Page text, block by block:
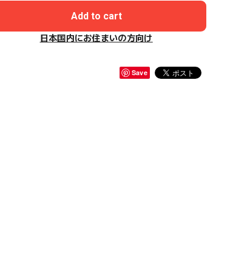
Add to cart
日本国内にお住まいの方向け
Save